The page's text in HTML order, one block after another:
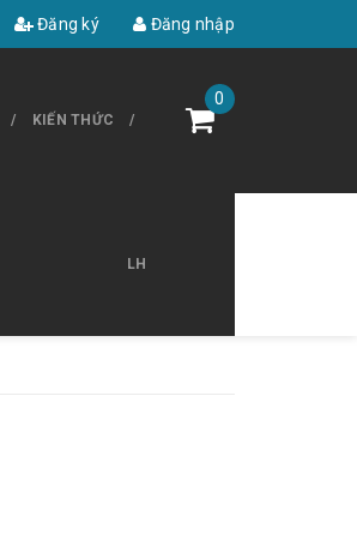
Đăng ký Đăng nhập
KIẾN THỨC
LH
0